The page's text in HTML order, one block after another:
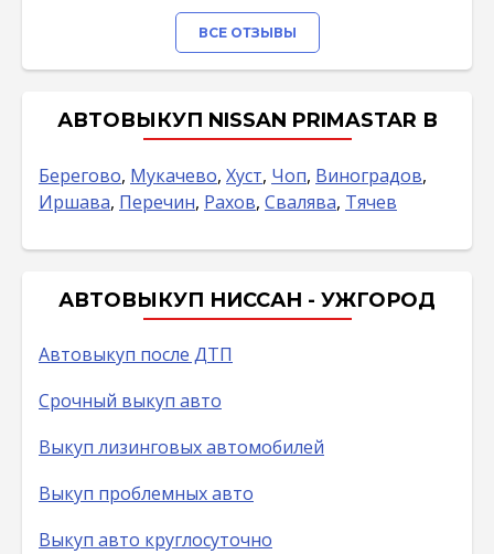
ВСЕ ОТЗЫВЫ
АВТОВЫКУП NISSAN PRIMASTAR В
Берегово, Мукачево, Хуст, Чоп, Виноградов,
Иршава, Перечин, Рахов, Свалява, Тячев
АВТОВЫКУП НИССАН - УЖГОРОД
Автовыкуп после ДТП
Срочный выкуп авто
Выкуп лизинговых автомобилей
Выкуп проблемных авто
Выкуп авто круглосуточно